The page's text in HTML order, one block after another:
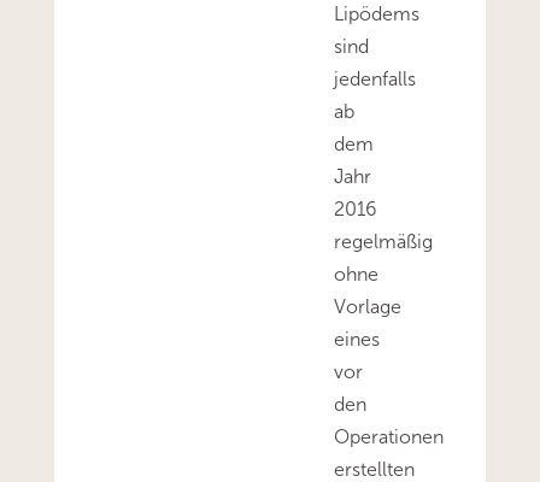
Lipödems
sind
jedenfalls
ab
dem
Jahr
2016
regelmäßig
ohne
Vorlage
eines
vor
den
Operationen
erstellten